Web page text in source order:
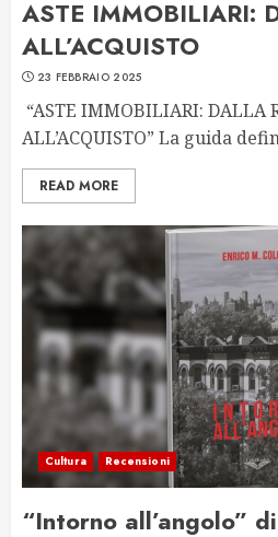
ASTE IMMOBILIARI:
ALL’ACQUISTO
23 FEBBRAIO 2025
“ASTE IMMOBILIARI: DALLA
ALL’ACQUISTO” La guida
READ MORE
Cultura Recensioni
“Intorno all’angolo”